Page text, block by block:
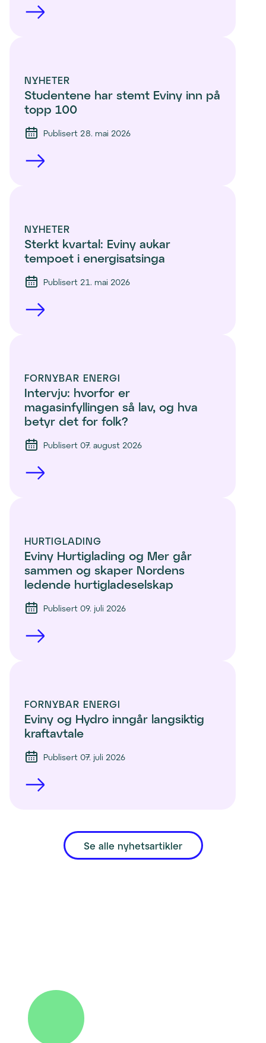
NYHETER
Studentene har stemt Eviny inn på
topp 100
Publisert 28. mai 2026
NYHETER
Sterkt kvartal: Eviny aukar
tempoet i energisatsinga
Publisert 21. mai 2026
FORNYBAR ENERGI
Intervju: hvorfor er
magasinfyllingen så lav, og hva
betyr det for folk?
Publisert 07. august 2026
HURTIGLADING
Eviny Hurtiglading og Mer går
sammen og skaper Nordens
ledende hurtigladeselskap
Publisert 09. juli 2026
FORNYBAR ENERGI
Eviny og Hydro inngår langsiktig
kraftavtale
Publisert 07. juli 2026
Se alle nyhetsartikler